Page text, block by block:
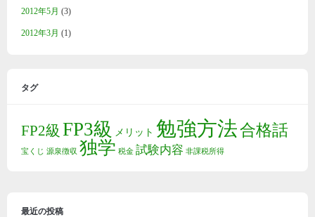
2012年5月 (3)
2012年3月 (1)
タグ
FP2級 FP3級 メリット 勉強方法合格話
宝くじ 源泉徴収 独学 税金 試験内容 非課税所得
最近の投稿